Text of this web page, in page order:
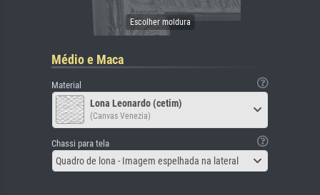
Médio e Maca
Material
Lona Leonardo (cetim)
(Canvas Venezia)
Chassi para tela
Quadro de lona - Imagem espelhada na lateral